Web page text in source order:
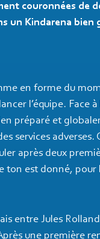
couronnées de
un Kindarena
en forme du
l’équipe. Face
préparé et
services
après deux
ton est donné,
entre Jules
une première